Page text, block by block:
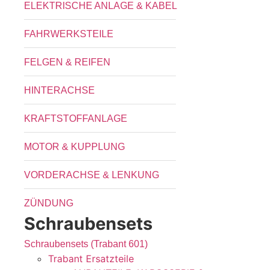
ELEKTRISCHE ANLAGE & KABEL
FAHRWERKSTEILE
FELGEN & REIFEN
HINTERACHSE
KRAFTSTOFFANLAGE
MOTOR & KUPPLUNG
VORDERACHSE & LENKUNG
ZÜNDUNG
Schraubensets
Schraubensets (Trabant 601)
Trabant Ersatzteile